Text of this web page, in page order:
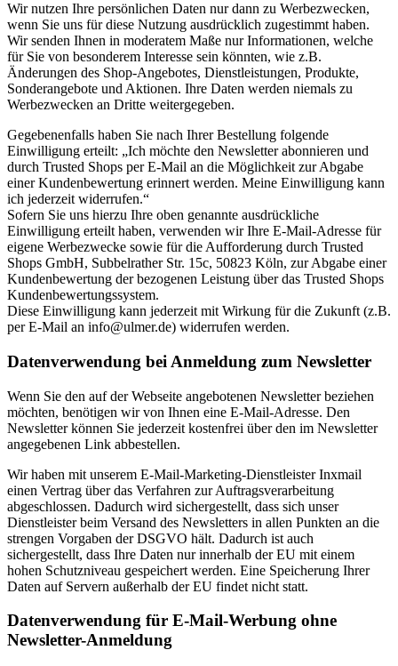
Wir nutzen Ihre persönlichen Daten nur dann zu Werbezwecken,
wenn Sie uns für diese Nutzung ausdrücklich zugestimmt haben.
Wir senden Ihnen in moderatem Maße nur Informationen, welche
für Sie von besonderem Interesse sein könnten, wie z.B.
Änderungen des Shop-Angebotes, Dienstleistungen, Produkte,
Sonderangebote und Aktionen. Ihre Daten werden niemals zu
Werbezwecken an Dritte weitergegeben.
Gegebenenfalls haben Sie nach Ihrer Bestellung folgende
Einwilligung erteilt: „Ich möchte den Newsletter abonnieren und
durch Trusted Shops per E-Mail an die Möglichkeit zur Abgabe
einer Kundenbewertung erinnert werden. Meine Einwilligung kann
ich jederzeit widerrufen.“
Sofern Sie uns hierzu Ihre oben genannte ausdrückliche
Einwilligung erteilt haben, verwenden wir Ihre E-Mail-Adresse für
eigene Werbezwecke sowie für die Aufforderung durch Trusted
Shops GmbH, Subbelrather Str. 15c, 50823 Köln, zur Abgabe einer
Kundenbewertung der bezogenen Leistung über das Trusted Shops
Kundenbewertungssystem.
Diese Einwilligung kann jederzeit mit Wirkung für die Zukunft (z.B.
per E-Mail an info@ulmer.de) widerrufen werden.
Datenverwendung bei Anmeldung zum Newsletter
Wenn Sie den auf der Webseite angebotenen Newsletter beziehen
möchten, benötigen wir von Ihnen eine E-Mail-Adresse. Den
Newsletter können Sie jederzeit kostenfrei über den im Newsletter
angegebenen Link abbestellen.
Wir haben mit unserem E-Mail-Marketing-Dienstleister Inxmail
einen Vertrag über das Verfahren zur Auftragsverarbeitung
abgeschlossen. Dadurch wird sichergestellt, dass sich unser
Dienstleister beim Versand des Newsletters in allen Punkten an die
strengen Vorgaben der DSGVO hält. Dadurch ist auch
sichergestellt, dass Ihre Daten nur innerhalb der EU mit einem
hohen Schutzniveau gespeichert werden. Eine Speicherung Ihrer
Daten auf Servern außerhalb der EU findet nicht statt.
Datenverwendung für E-Mail-Werbung ohne
Newsletter-Anmeldung